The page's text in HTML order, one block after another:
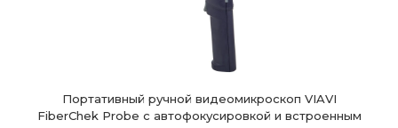
Портативный ручной видеомикроскоп VIAVI
FiberChek Probe с автофокусировкой и встроенным